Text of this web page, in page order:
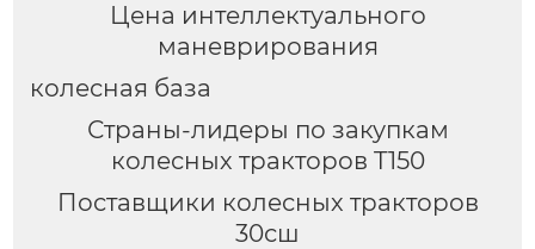
Цена интеллектуального
маневрирования
колесная база
Страны-лидеры по закупкам
колесных тракторов T150
Поставщики колесных тракторов
30сш